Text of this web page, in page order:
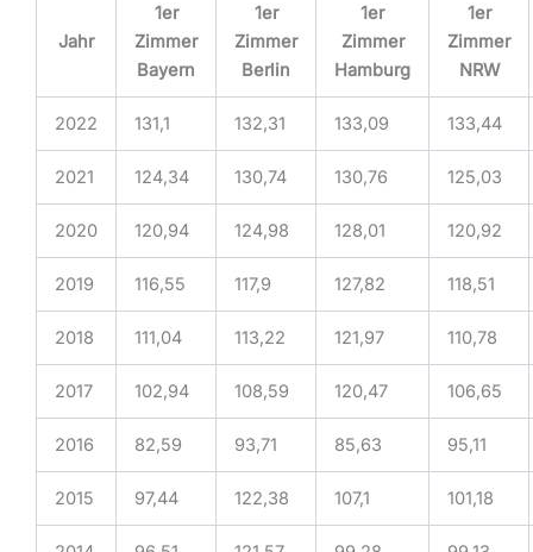
Jahr
1er
Zimmer
Bayern
1er
Zimmer
Berlin
1er
Zimmer
Hamburg
1er
Zimmer
NRW
2022 131,1 132,31 133,09 133,44
2021 124,34 130,74 130,76 125,03
2020 120,94 124,98 128,01 120,92
2019 116,55 117,9 127,82 118,51
2018 111,04 113,22 121,97 110,78
2017 102,94 108,59 120,47 106,65
2016 82,59 93,71 85,63 95,11
2015 97,44 122,38 107,1 101,18